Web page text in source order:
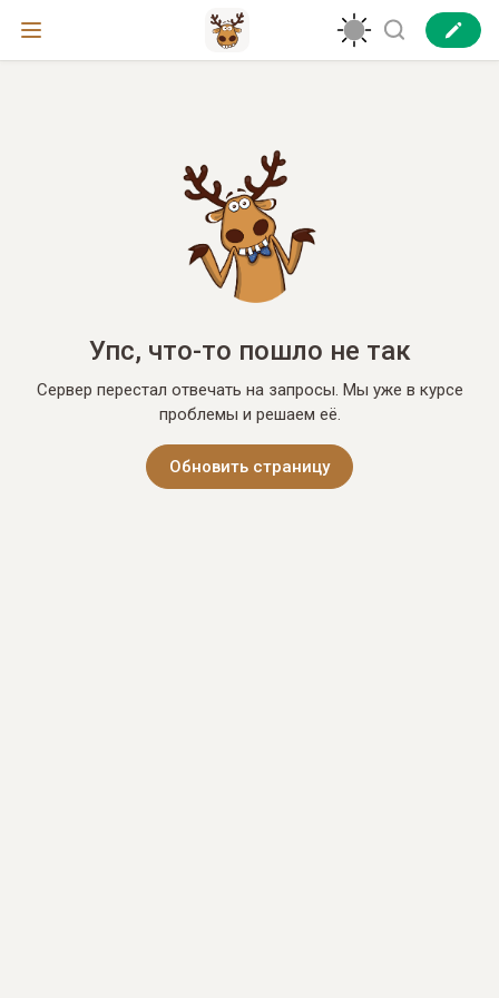
Упс, что-то пошло не так
Сервер перестал отвечать на запросы. Мы уже в курсе
проблемы и решаем её.
Обновить страницу